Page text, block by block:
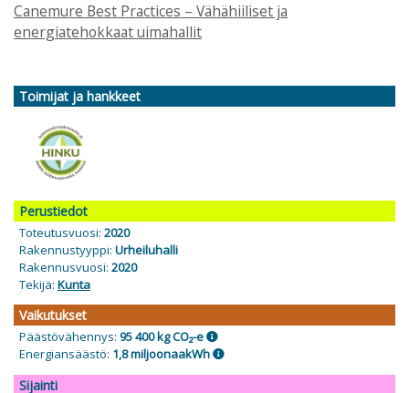
Canemure Best Practices – Vähähiiliset ja
energiatehokkaat uimahallit
Toimijat ja hankkeet
Perustiedot
Toteutusvuosi: 2020
Rakennustyyppi: Urheiluhalli
Rakennusvuosi: 2020
Tekijä: Kunta
Vaikutukset
Päästövähennys: 95 400 kg CO₂-e
Energiansäästö: 1,8 miljoonaakWh
Sijainti